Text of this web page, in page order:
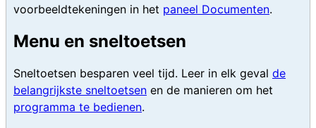
voorbeeldtekeningen in het paneel Documenten.
Menu en sneltoetsen
Sneltoetsen besparen veel tijd. Leer in elk geval de
belangrijkste sneltoetsen en de manieren om het
programma te bedienen.